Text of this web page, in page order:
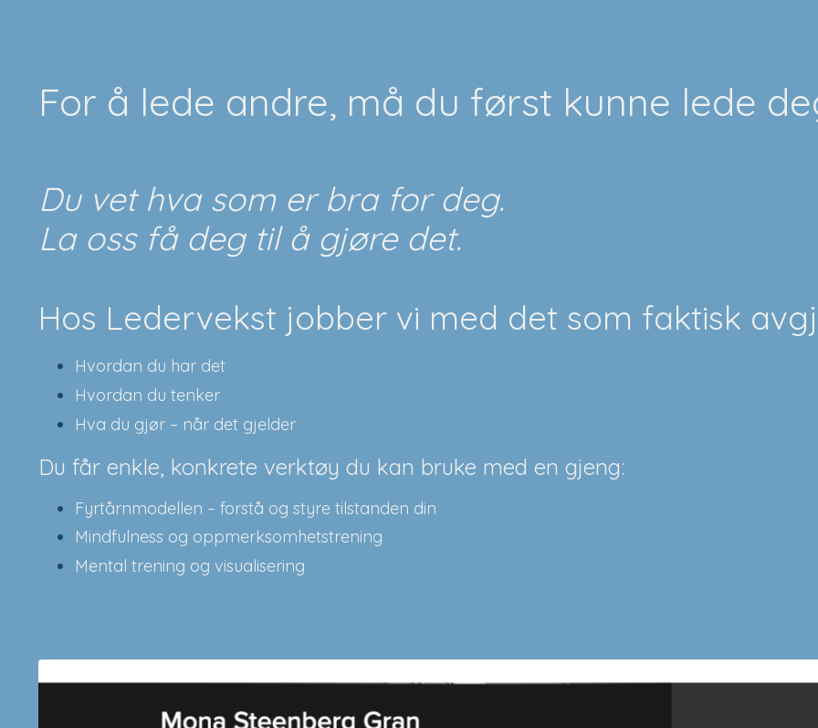
For å lede andre, må du først kunne lede
Du vet hva som er bra for deg.
La oss få deg til å gjøre det.
Hos Ledervekst jobber vi med det som faktisk
Hvordan du har det
Hvordan du tenker
Hva du gjør – når det gjelder
Du får enkle, konkrete verktøy du kan bruke med en gjeng:
Fyrtårnmodellen – forstå og styre tilstanden din
Mindfulness og oppmerksomhetstrening
Mental trening og visualisering